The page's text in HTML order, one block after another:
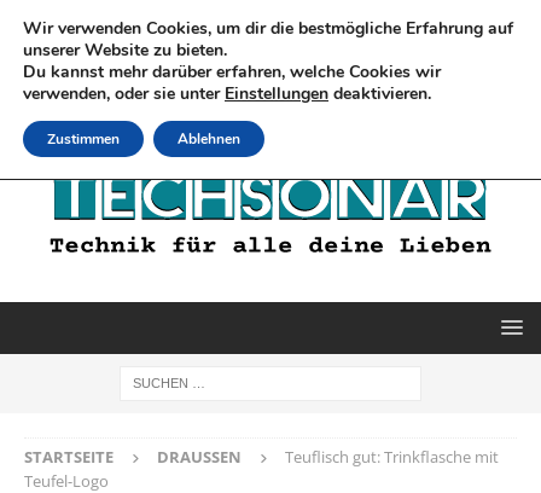
STARTSEITE DRAUSSEN
Teuflisch gut: Trinkflasche mit
Teufel-Logo
Wir verwenden Cookies, um dir die bestmögliche Erfahrung auf
unserer Website zu bieten.
Du kannst mehr darüber erfahren, welche Cookies wir
verwenden, oder sie unter Einstellungen deaktivieren.
Zustimmen Ablehnen